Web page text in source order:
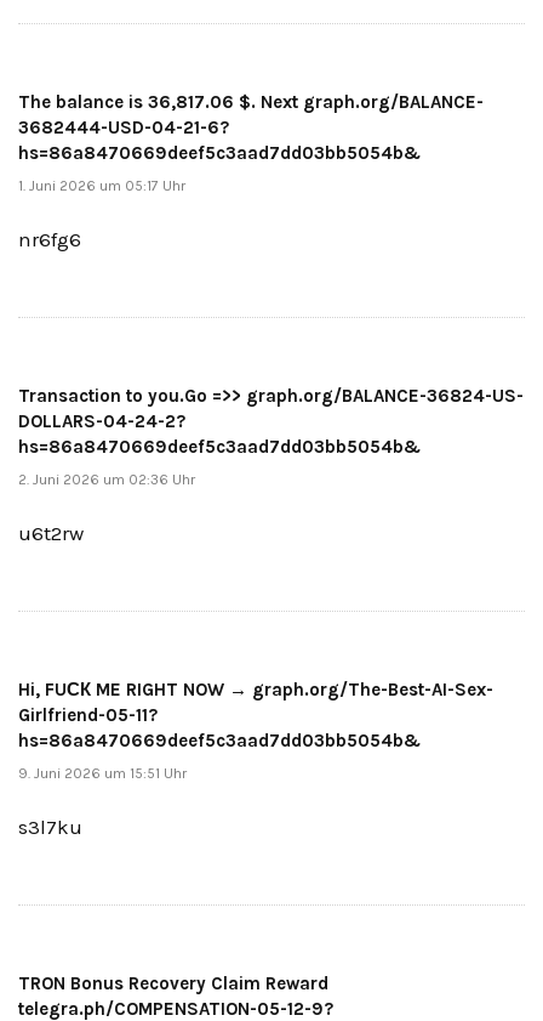
The balance is 36,817.06 $. Next graph.org/BALANCE-
3682444-USD-04-21-6?
hs=86a8470669deef5c3aad7dd03bb5054b&
1. Juni 2026 um 05:17 Uhr
nr6fg6
Transaction to you.Go =>> graph.org/BALANCE-36824-US-
DOLLARS-04-24-2?
hs=86a8470669deef5c3aad7dd03bb5054b&
2. Juni 2026 um 02:36 Uhr
u6t2rw
Hi, FUСК ME RIGHT NOW → graph.org/The-Best-AI-Sex-
Girlfriend-05-11?
hs=86a8470669deef5c3aad7dd03bb5054b&
9. Juni 2026 um 15:51 Uhr
s3l7ku
TRON Bonus Recovery Claim Reward
telegra.ph/COMPENSATION-05-12-9?